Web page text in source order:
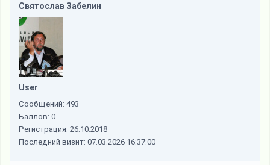
Святослав Забелин
User
Сообщений: 493
Баллов: 0
Регистрация: 26.10.2018
Последний визит: 07.03.2026 16:37:00